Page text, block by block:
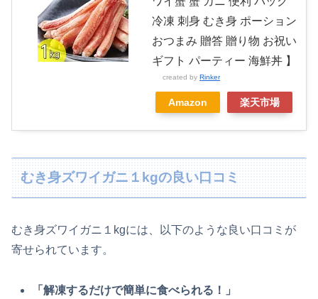
冷凍 刺身 むき身 ポーション
おつまみ 贈答 贈り物 お祝い
ギフト パーティー 海鮮丼 】
created by Rinker
Amazon 楽天市場
むき身ズワイガニ１kgの良い口コミ
むき身ズワイガニ１kgには、以下のような良い口コミが
寄せられています。
「解凍するだけで簡単に食べられる！」